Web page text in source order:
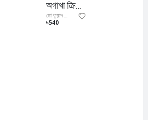
অগাথা ক্রিস্টি সমগ্র ৩
মো ফুয়াদ আল ফিদা
৳540